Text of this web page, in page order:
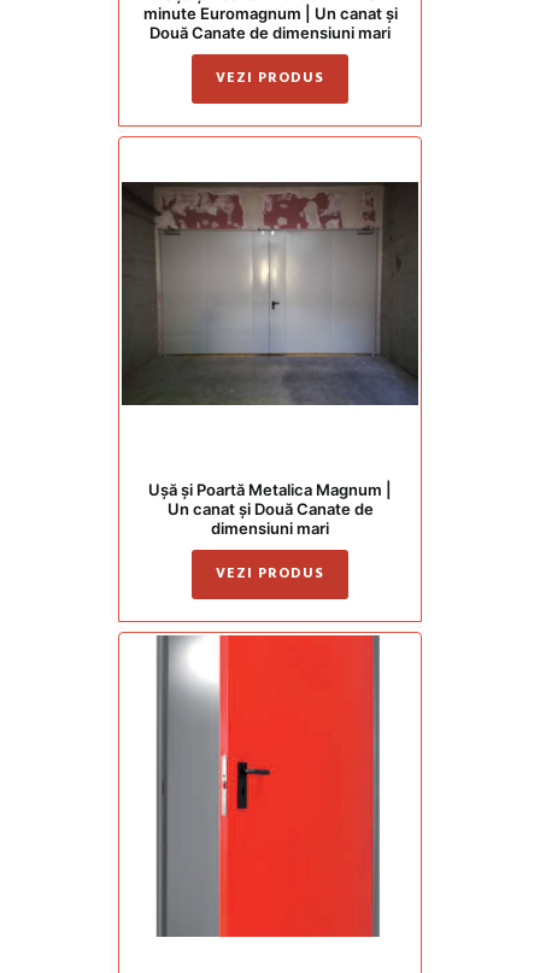
minute Euromagnum | Un canat și
Două Canate de dimensiuni mari
VEZI PRODUS
Ușă și Poartă Metalica Magnum |
Un canat și Două Canate de
dimensiuni mari
VEZI PRODUS